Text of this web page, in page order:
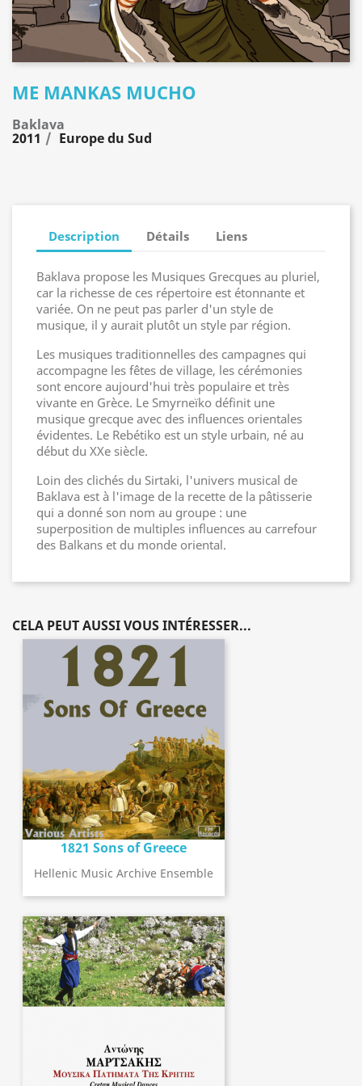
ME MANKAS MUCHO
Baklava
2011 Europe du Sud
Description Détails Liens
Baklava propose les Musiques Grecques au pluriel,
car la richesse de ces répertoire est étonnante et
variée. On ne peut pas parler d'un style de
musique, il y aurait plutôt un style par région.
Les musiques traditionnelles des campagnes qui
accompagne les fêtes de village, les cérémonies
sont encore aujourd'hui très populaire et très
vivante en Grèce. Le Smyrneïko définit une
musique grecque avec des influences orientales
évidentes. Le Rebétiko est un style urbain, né au
début du XXe siècle.
Loin des clichés du Sirtaki, l'univers musical de
Baklava est à l'image de la recette de la pâtisserie
qui a donné son nom au groupe : une
superposition de multiples influences au carrefour
des Balkans et du monde oriental.
CELA PEUT AUSSI VOUS INTÉRESSER...
1821 Sons of Greece
Hellenic Music Archive Ensemble